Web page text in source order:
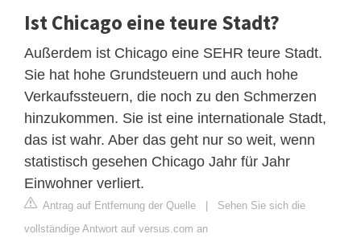
Ist Chicago eine teure Stadt?
Außerdem ist Chicago eine SEHR teure Stadt.
Sie hat hohe Grundsteuern und auch hohe
Verkaufssteuern, die noch zu den Schmerzen
hinzukommen. Sie ist eine internationale Stadt,
das ist wahr. Aber das geht nur so weit, wenn
statistisch gesehen Chicago Jahr für Jahr
Einwohner verliert.
Antrag auf Entfernung der Quelle | Sehen Sie sich die
vollständige Antwort auf versus.com an